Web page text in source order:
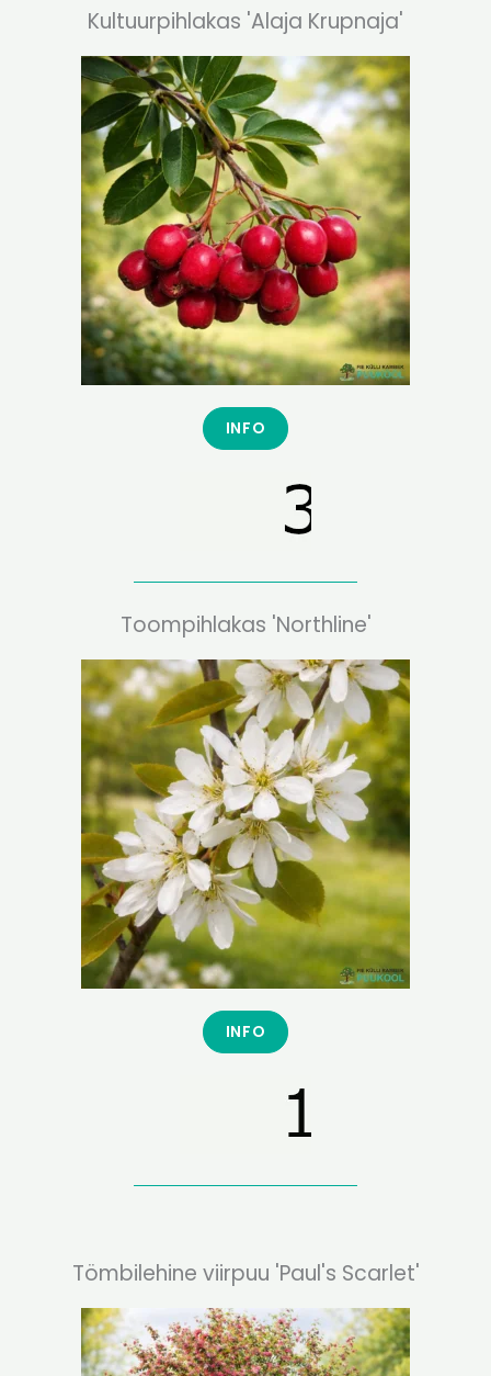
Kultuurpihlakas 'Alaja Krupnaja'
INFO
Toompihlakas 'Northline'
INFO
Tömbilehine viirpuu 'Paul's Scarlet'